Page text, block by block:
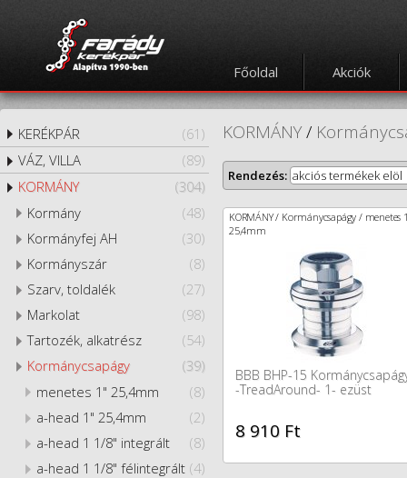
Főoldal Akciók
(61)
KERÉKPÁR
(89)
VÁZ, VILLA
(304)
KORMÁNY
(48)
Kormány
(30)
Kormányfej AH
(8)
Kormányszár
(27)
Szarv, toldalék
(98)
Markolat
(54)
Tartozék, alkatrész
(39)
Kormánycsapágy
(8)
menetes 1" 25,4mm
(2)
a-head 1" 25,4mm
(8)
a-head 1 1/8" integrált
(4)
a-head 1 1/8" félintegrált
KORMÁNY/
Rendezés: akciós termékek elöl
KORMÁNY / Kormánycsapágy / menetes
25,4mm
BBB BHP-15
-TreadAround- 1- ezüst
8 910 Ft